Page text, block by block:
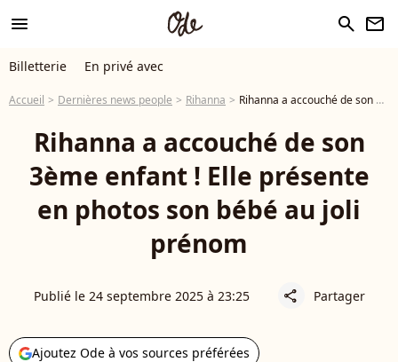
menu search newsletter
Billetterie En privé avec
Accueil Dernières news people Rihanna Rihanna a accouché de son 3ème enfant ! Elle présente en photos son bébé au joli prénom
Rihanna a accouché de son
3ème enfant ! Elle présente
en photos son bébé au joli
prénom
Publié le 24 septembre 2025 à 23:25 share Partager
Ajoutez Ode à vos sources préférées